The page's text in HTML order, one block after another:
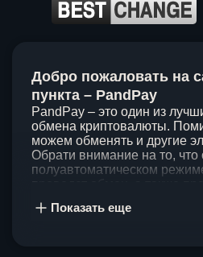
Добро пожаловать на
пункта – PandPay
PandPay – это один из
обмена криптовалюты.
можем обменять и другие
Обрати внимание на то, что
полуавтоматическом
клиентов, поэтому
Показать еще